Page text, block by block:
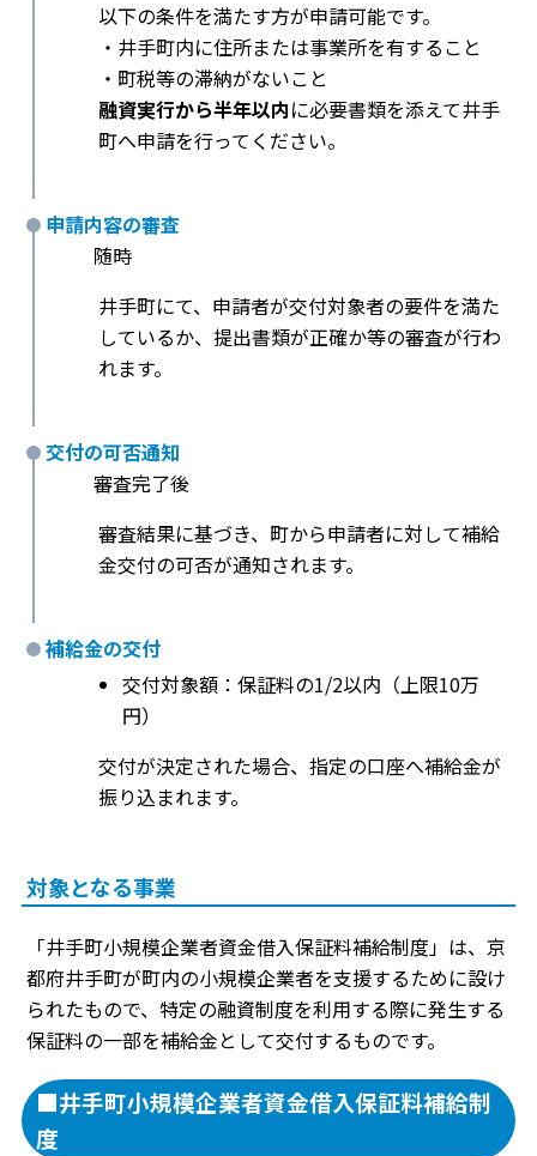
以下の条件を満たす方が申請可能です。
・井手町内に住所または事業所を有すること
・町税等の滞納がないこと
融資実行から半年以内に必要書類を添えて井手
町へ申請を行ってください。
申請内容の審査
随時
井手町にて、申請者が交付対象者の要件を満た
しているか、提出書類が正確か等の審査が行わ
れます。
交付の可否通知
審査完了後
審査結果に基づき、町から申請者に対して補給
金交付の可否が通知されます。
補給金の交付
交付対象額：保証料の1/2以内（上限10万
円）
交付が決定された場合、指定の口座へ補給金が
振り込まれます。
対象となる事業
「井手町小規模企業者資金借入保証料補給制度」は、京
都府井手町が町内の小規模企業者を支援するために設け
られたもので、特定の融資制度を利用する際に発生する
保証料の一部を補給金として交付するものです。
■井手町小規模企業者資金借入保証料補給制
度